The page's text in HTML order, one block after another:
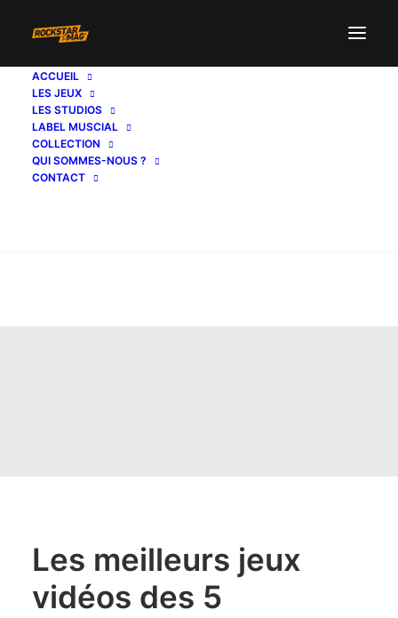
ACCUEIL
LES JEUX
LES STUDIOS
LABEL MUSCIAL
COLLECTION
QUI SOMMES-NOUS ?
CONTACT
Les meilleurs jeux
vidéos des 5